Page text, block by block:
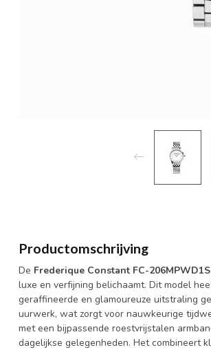
Productomschrijving
De Frederique Constant FC-
luxe en verfijning belichaamt. Dit model
geraffineerde en glamoureuze uitstraling
uurwerk, wat zorgt voor nauwkeurige
met een bijpassende roestvrijstalen
dagelijkse gelegenheden. Het combineert